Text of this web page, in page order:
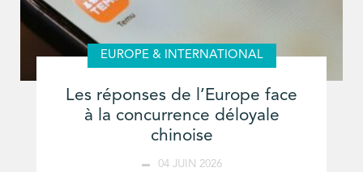
EUROPE & INTERNATIONAL
Les réponses de l’Europe face
à la concurrence déloyale
chinoise
04 JUIN 2026